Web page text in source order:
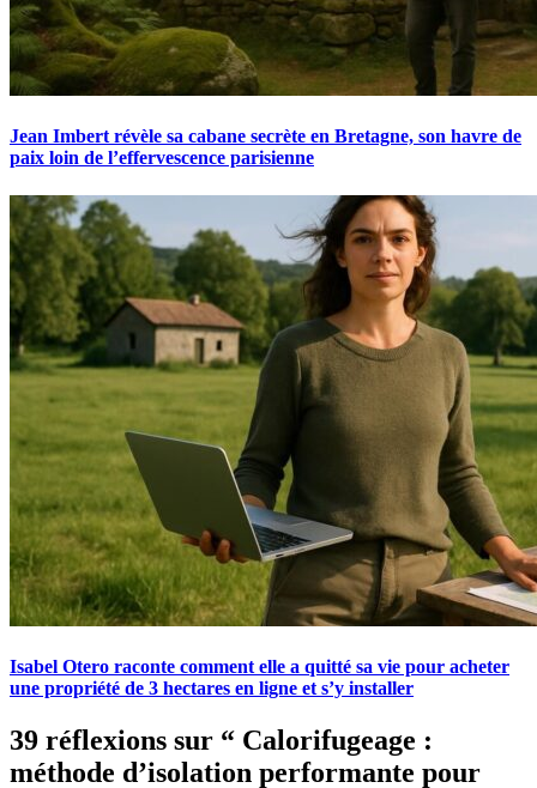
Jean Imbert révèle sa cabane secrète en Bretagne, son havre de
paix loin de l’effervescence parisienne
Isabel Otero raconte comment elle a quitté sa vie pour acheter
une propriété de 3 hectares en ligne et s’y installer
39 réflexions sur “ Calorifugeage :
méthode d’isolation performante pour